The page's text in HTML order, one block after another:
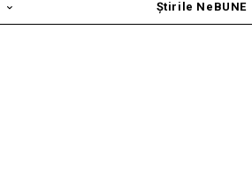
Știrile NeBUNE